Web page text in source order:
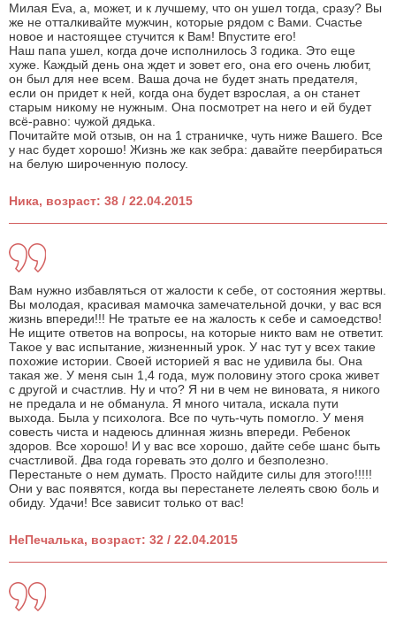
Милая Eva, а, может, и к лучшему, что он ушел тогда, сразу? Вы
же не отталкивайте мужчин, которые рядом с Вами. Счастье
новое и настоящее стучится к Вам! Впустите его!
Наш папа ушел, когда доче исполнилось 3 годика. Это еще
хуже. Каждый день она ждет и зовет его, она его очень любит,
он был для нее всем. Ваша доча не будет знать предателя,
если он придет к ней, когда она будет взрослая, а он станет
старым никому не нужным. Она посмотрет на него и ей будет
всё-равно: чужой дядька.
Почитайте мой отзыв, он на 1 страничке, чуть ниже Вашего. Все
у нас будет хорошо! Жизнь же как зебра: давайте пеербираться
на белую широченную полосу.
Ника, возраст: 38 / 22.04.2015
Вам нужно избавляться от жалости к себе, от состояния жертвы.
Вы молодая, красивая мамочка замечательной дочки, у вас вся
жизнь впереди!!! Не тратьте ее на жалость к себе и самоедство!
Не ищите ответов на вопросы, на которые никто вам не ответит.
Такое у вас испытание, жизненный урок. У нас тут у всех такие
похожие истории. Своей историей я вас не удивила бы. Она
такая же. У меня сын 1,4 года, муж половину этого срока живет
с другой и счастлив. Ну и что? Я ни в чем не виновата, я никого
не предала и не обманула. Я много читала, искала пути
выхода. Была у психолога. Все по чуть-чуть помогло. У меня
совесть чиста и надеюсь длинная жизнь впереди. Ребенок
здоров. Все хорошо! И у вас все хорошо, дайте себе шанс быть
счастливой. Два года горевать это долго и безполезно.
Перестаньте о нем думать. Просто найдите силы для этого!!!!!
Они у вас появятся, когда вы перестанете лелеять свою боль и
обиду. Удачи! Все зависит только от вас!
НеПечалька, возраст: 32 / 22.04.2015